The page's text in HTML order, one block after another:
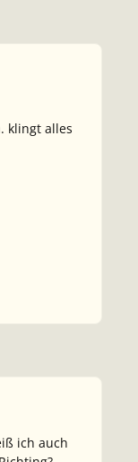
klingt alles
ich auch